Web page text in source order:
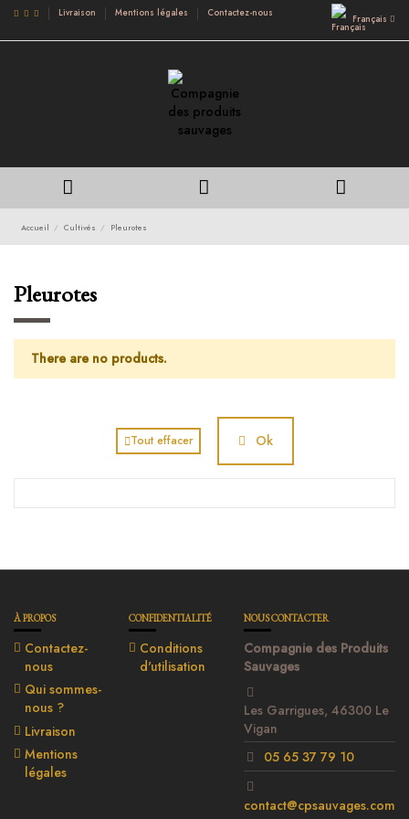
Livraison Mentions légales Contactez-nous
Français
Accueil Cultivés Pleurotes
Pleurotes
There are no products.
Tout effacer Ok
À PROPOS
Contactez-
nous
Qui sommes-
nous ?
Livraison
Mentions
légales
CONFIDENTIALITÉ
Conditions
d'utilisation
NOUS CONTACTER
Compagnie des Produits
Sauvages
Les Garrigues, 46300 Le
Vigan
05 65 37 79 10
contact@cpsauvages.com